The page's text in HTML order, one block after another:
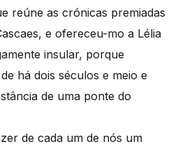
reúne as crónicas premiadas
e ofereceu-mo a Lélia
insular, porque
há dois séculos e meio e
de uma ponte do
de cada um de nós um